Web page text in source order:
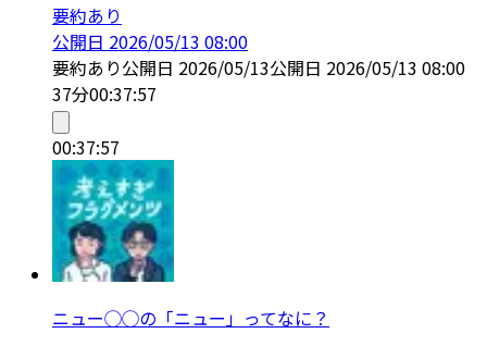
要約あり
公開日 2026/05/13 08:00
要約あり公開日 2026/05/13公開日 2026/05/13 08:00
37分00:37:57
00:37:57
ニュー◯◯の「ニュー」ってなに？